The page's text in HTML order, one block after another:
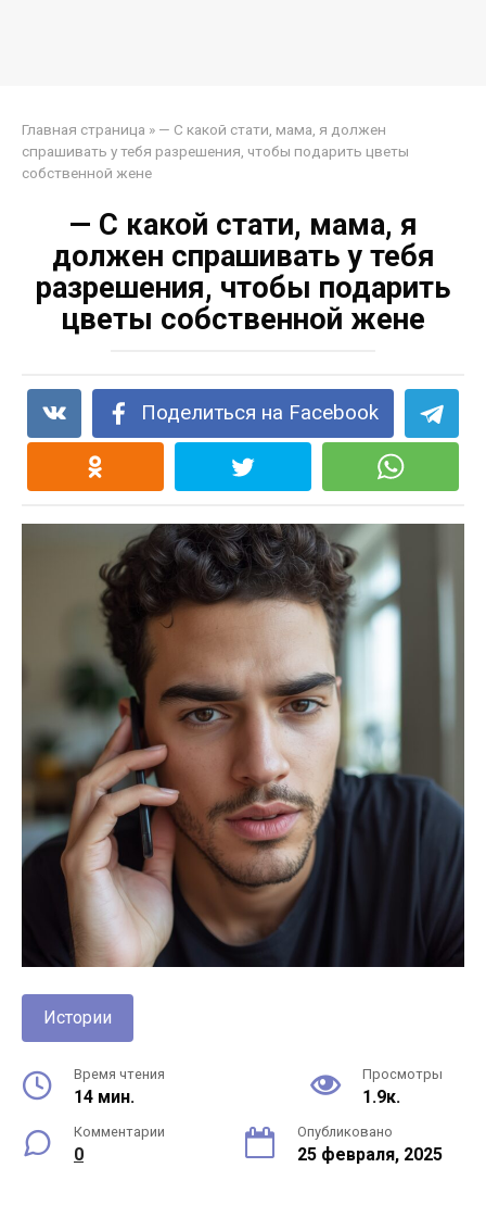
Главная страница » — С какой стати, мама, я должен
спрашивать у тебя разрешения, чтобы подарить цветы
собственной жене
— С какой стати, мама, я
должен спрашивать у тебя
разрешения, чтобы подарить
цветы собственной жене
Поделиться на Facebook
Истории
Время чтения
14 мин.
Просмотры
1.9к.
Комментарии
0
Опубликовано
25 февраля, 2025